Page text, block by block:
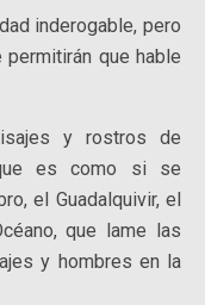
inderogable, pero
que hable
y rostros de
es como si se
el Guadalquivir, el
que lame las
y hombres en la